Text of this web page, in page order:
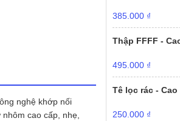
nghệ khớp nối
cao cấp, nhẹ,
385.000 ₫
Thập FFFF -
495.000 ₫
Tê lọc rác - Cao
250.000 ₫